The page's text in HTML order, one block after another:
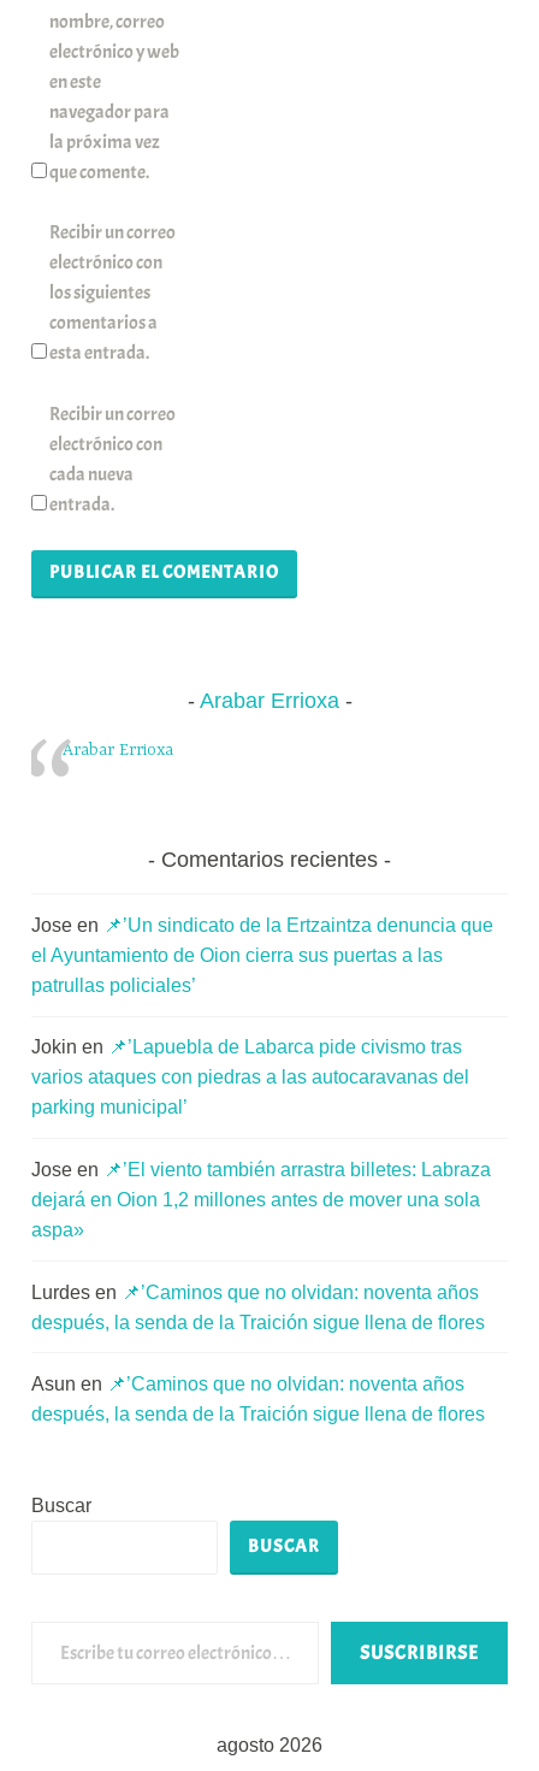
nombre, correo
electrónico y web
en este
navegador para
la próxima vez
que comente.
Recibir un correo
electrónico con
los siguientes
comentarios a
esta entrada.
Recibir un correo
electrónico con
cada nueva
entrada.
Arabar Errioxa
Arabar Errioxa
Comentarios recientes
Jose en 📌’Un sindicato de la Ertzaintza denuncia que
el Ayuntamiento de Oion cierra sus puertas a las
patrullas policiales’
Jokin en 📌’Lapuebla de Labarca pide civismo tras
varios ataques con piedras a las autocaravanas del
parking municipal’
Jose en 📌’El viento también arrastra billetes: Labraza
dejará en Oion 1,2 millones antes de mover una sola
aspa»
Lurdes en 📌’Caminos que no olvidan: noventa años
después, la senda de la Traición sigue llena de flores
Asun en 📌’Caminos que no olvidan: noventa años
después, la senda de la Traición sigue llena de flores
Buscar
BUSCAR
SUSCRIBIRSE
agosto 2026